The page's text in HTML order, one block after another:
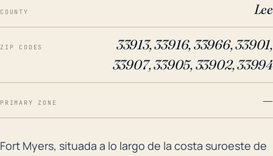
COUNTY Lee
ZIP CODES
33913, 33916, 33966, 33901,
33907, 33905, 33902, 33994
PRIMARY ZONE —
Fort Myers, situada a lo largo de la costa suroeste
Fort Myers, situada a lo largo de la costa suroeste de